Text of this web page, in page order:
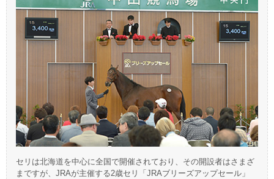
セリは北海道を中心に全国で開催されており、その開設者はさまざ
まですが、JRAが主催する2歳セリ「JRAブリーズアップセール」